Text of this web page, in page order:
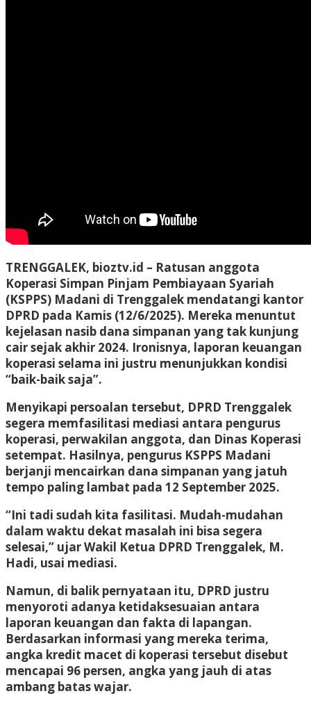
TRENGGALEK, bioztv.id – Ratusan anggota
Koperasi Simpan Pinjam Pembiayaan Syariah
(KSPPS) Madani di Trenggalek mendatangi kantor
DPRD pada Kamis (12/6/2025). Mereka menuntut
kejelasan nasib dana simpanan yang tak kunjung
cair sejak akhir 2024. Ironisnya, laporan keuangan
koperasi selama ini justru menunjukkan kondisi
“baik-baik saja”.
Menyikapi persoalan tersebut, DPRD Trenggalek
segera memfasilitasi mediasi antara pengurus
koperasi, perwakilan anggota, dan Dinas Koperasi
setempat. Hasilnya, pengurus KSPPS Madani
berjanji mencairkan dana simpanan yang jatuh
tempo paling lambat pada 12 September 2025.
“Ini tadi sudah kita fasilitasi. Mudah-mudahan
dalam waktu dekat masalah ini bisa segera
selesai,” ujar Wakil Ketua DPRD Trenggalek, M.
Hadi, usai mediasi.
Namun, di balik pernyataan itu, DPRD justru
menyoroti adanya ketidaksesuaian antara
laporan keuangan dan fakta di lapangan.
Berdasarkan informasi yang mereka terima,
angka kredit macet di koperasi tersebut disebut
mencapai 96 persen, angka yang jauh di atas
ambang batas wajar.